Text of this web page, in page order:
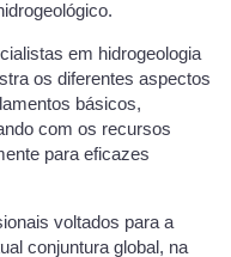
em hidrogeologia
os diferentes aspectos
básicos,
com os recursos
para eficazes
voltados para a
conjuntura global, na